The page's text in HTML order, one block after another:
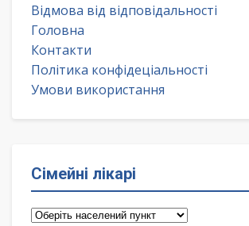
Відмова від відповідальності
Головна
Контакти
Політика конфідеціальності
Умови використання
Сімейні лікарі
Сімейні